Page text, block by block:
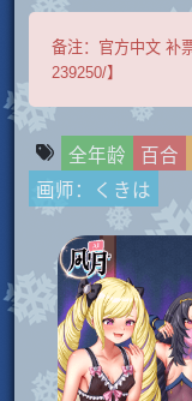
备注： 官方中文 补
239250/】
全年龄 百合
画师：くきは